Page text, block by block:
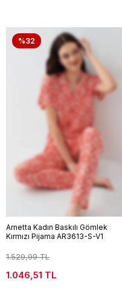
%32
Arnetta Kadın Baskılı Gömlek
Kırmızı Pijama AR3613-S-V1
1.529,99 TL
1.046,51 TL